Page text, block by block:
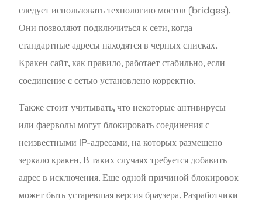
следует использовать технологию мостов (bridges).
Они позволяют подключиться к сети, когда
стандартные адресы находятся в черных списках.
Кракен сайт, как правило, работает стабильно, если
соединение с сетью установлено корректно.
Также стоит учитывать, что некоторые антивирусы
или фаерволы могут блокировать соединения с
неизвестными IP-адресами, на которых размещено
зеркало кракен. В таких случаях требуется добавить
адрес в исключения. Еще одной причиной блокировок
может быть устаревшая версия браузера. Разработчики